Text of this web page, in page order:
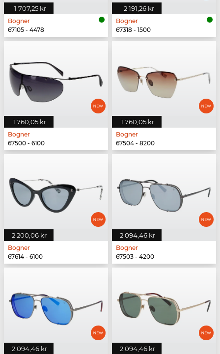
1 707,25 kr
Bogner
67105 - 4478
2 191,26 kr
Bogner
67318 - 1500
1 760,05 kr
Bogner
67500 - 6100
1 760,05 kr
Bogner
67504 - 8200
2 200,06 kr
Bogner
67614 - 6100
2 094,46 kr
Bogner
67503 - 4200
2 094,46 kr 2 094,46 kr